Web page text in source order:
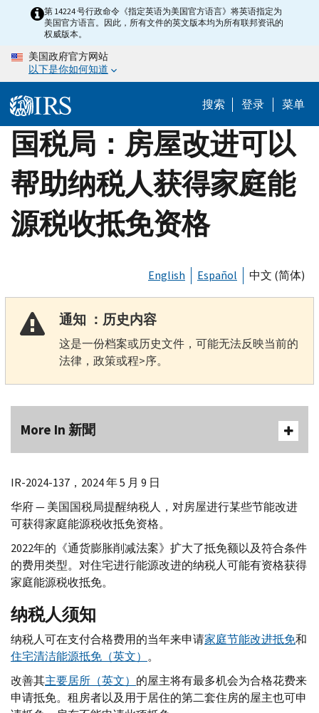
content
第 14224 号行政命令《指定英语为美国官方语言》将英语指定为
美国官方语言。因此，所有文件的英文版本均为所有联邦资讯的
权威版本。
美国政府官方网站
以下是你如何知道
搜索 登录 菜单
国税局：房屋改进可以
帮助纳税人获得家庭能
源税收抵免资格
English Español 中文 (简体)
通知 ：历史内容
这是一份档案或历史文件，可能无法反映当前的
法律，政策或程>序。
More In 新聞
IR-2024-137，2024 年 5 月 9 日
华府 — 美国国税局提醒纳税人，对房屋进行某些节能改进
可获得家庭能源税收抵免资格。
2022年的《通货膨胀削减法案》扩大了抵免额以及符合条件
的费用类型。对住宅进行能源改进的纳税人可能有资格获得
家庭能源税收抵免。
纳税人须知
纳税人可在支付合格费用的当年来申请家庭节能改进抵免和
住宅清洁能源抵免（英文） 。
改善其主要居所（英文） 的屋主将有最多机会为合格花费来
申请抵免。租房者以及用于居住的第二套住房的屋主也可申